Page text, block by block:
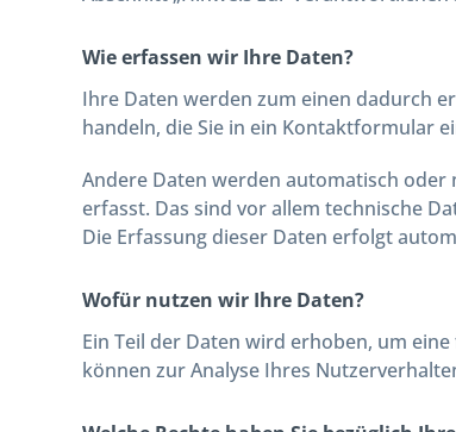
Wie erfassen wir Ihre Daten?
Ihre Daten werden zum einen dadurch
handeln, die Sie in ein Kontaktformular
Andere Daten werden automatisch oder
erfasst. Das sind vor allem technische
Die Erfassung dieser Daten erfolgt
Wofür nutzen wir Ihre Daten?
Ein Teil der Daten wird erhoben, um
können zur Analyse Ihres